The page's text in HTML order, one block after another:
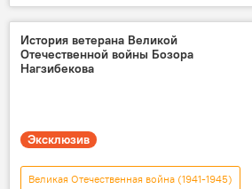
Россия
Австрия
9 мая - День Победы в Великой
81-летие Победы в Великой Отечественной
История ветерана Великой
Отечественной войны Бозора
Нагзибекова
Эксклюзив
Великая Отечественная война (1941-1945)